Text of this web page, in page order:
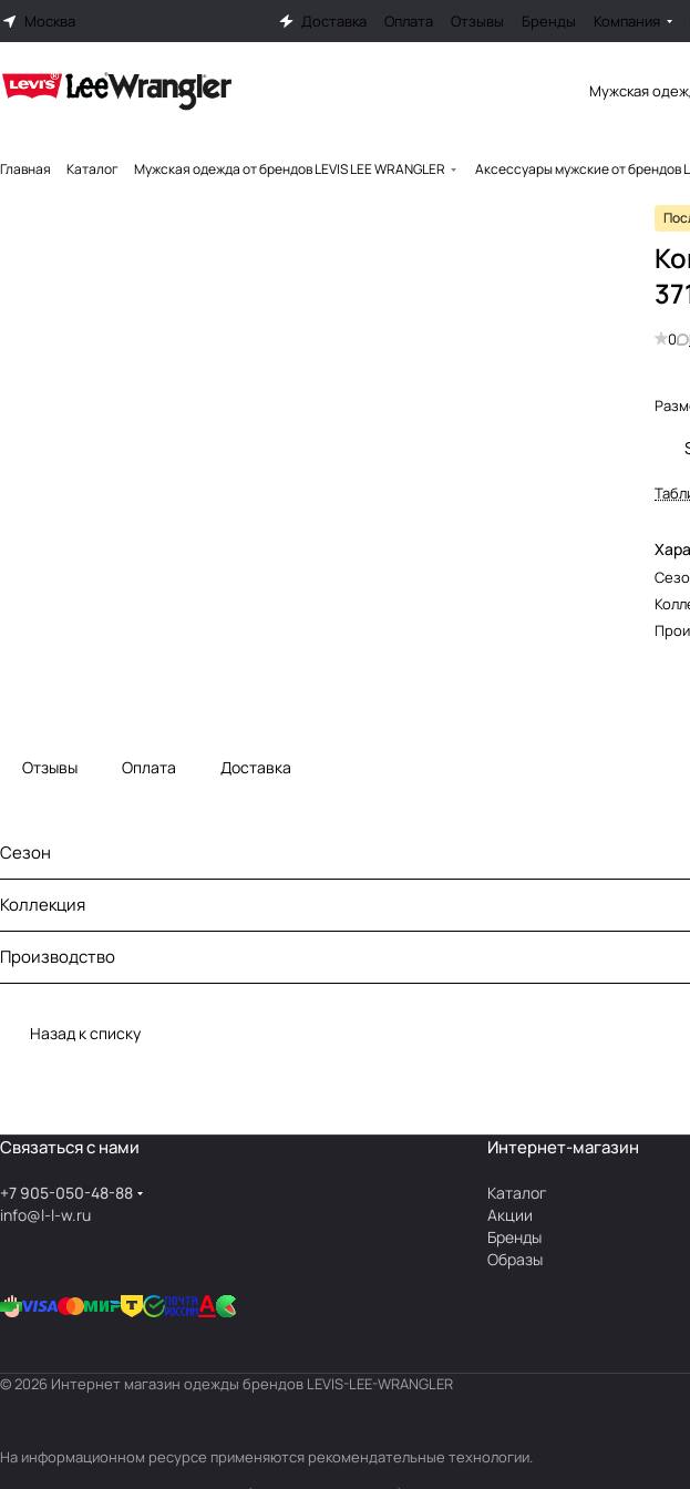
Москва Доставка Оплата Отзывы Бренды Компания
Мужская
Главная Каталог Мужская одежда от брендов LEVIS LEE WRANGLER Аксессуары мужские от брендов
0
Отзывы Оплата Доставка
Сезон
Коллекция
Производство
Назад к списку
Связаться с нами
+7 905-050-48-88
info@l-l-w.ru
Интернет-магазин
Каталог
Акции
Бренды
Образы
© 2026 Интернет магазин одежды брендов LEVIS-LEE-WRANGLER
На информационном ресурсе применяются рекомендательные технологии.